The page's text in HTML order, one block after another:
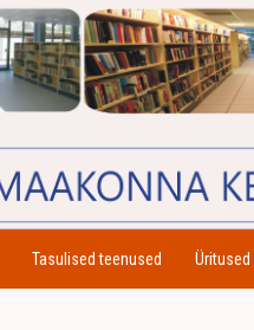
Tasulised teenused Üritused